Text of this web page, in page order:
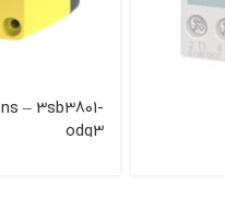
– 3sb3801-
odg3